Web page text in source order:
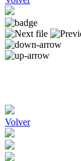
Volver